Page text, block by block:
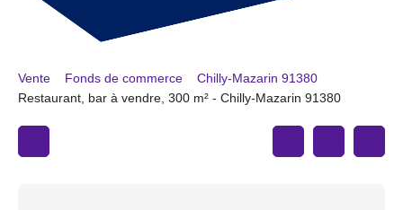
Vente Fonds de commerce
Chilly-Mazarin 91380
Restaurant, bar à vendre, 300 m² - Chilly-Mazarin 91380